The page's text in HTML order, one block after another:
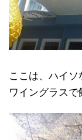
ここは、ハイソ
ワイングラスで